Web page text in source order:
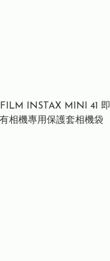
INSTAX MINI 41 即
相機專用保護套相機袋